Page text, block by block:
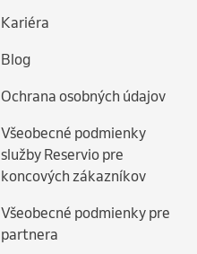
Kariéra
Blog
Ochrana osobných údajov
Všeobecné podmienky
služby Reservio pre
koncových zákazníkov
Všeobecné podmienky pre
partnera